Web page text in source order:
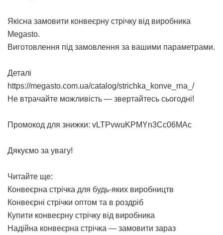
Якісна замовити конвеєрну стрічку від виробника
Megasto.
Виготовлення під замовлення за вашими параметрами.
Деталі
https://megasto.com.ua/catalog/strichka_konve_rna_/
Не втрачайте можливість — звертайтесь сьогодні!
Промокод для знижки: vLTPvwuKPMYn3Cc06MAc
Дякуємо за увагу!
Читайте ще:
Конвеєрна стрічка для будь-яких виробництв
Конвеєрні стрічки оптом та в роздріб
Купити конвеєрну стрічку від виробника
Надійна конвеєрна стрічка — замовити зараз